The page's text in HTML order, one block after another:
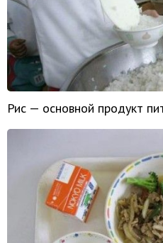
Рис — основной продукт